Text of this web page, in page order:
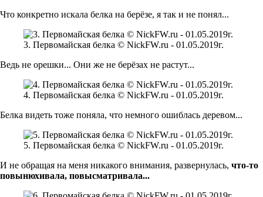
Что конкретно искала белка на берёзе, я так и не понял...
3. Первомайская белка © NickFW.ru - 01.05.2019г.
Ведь не орешки... Они же не берёзах не растут...
4. Первомайская белка © NickFW.ru - 01.05.2019г.
Белка видеть тоже поняла, что немного ошиблась деревом...
5. Первомайская белка © NickFW.ru - 01.05.2019г.
И не обращая на меня никакого внимания, развернулась, что-то
повынюхивала, повысматривала...